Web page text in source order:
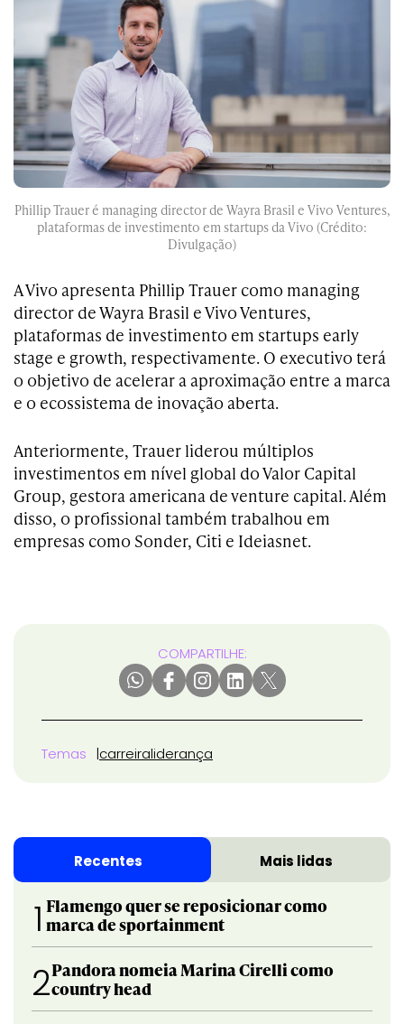
Phillip Trauer é managing director de Wayra Brasil e Vivo Ventures,
plataformas de investimento em startups da Vivo (Crédito:
Divulgação)
A Vivo apresenta Phillip Trauer como managing
director de Wayra Brasil e Vivo Ventures,
plataformas de investimento em startups early
stage e growth, respectivamente. O executivo terá
o objetivo de acelerar a aproximação entre a marca
e o ecossistema de inovação aberta.
Anteriormente, Trauer liderou múltiplos
investimentos em nível global do Valor Capital
Group, gestora americana de venture capital. Além
disso, o profissional também trabalhou em
empresas como Sonder, Citi e Ideiasnet.
COMPARTILHE:
Temas carreiraliderança
Recentes Mais lidas
1 Flamengo quer se reposicionar como
marca de sportainment
2Pandora nomeia Marina Cirelli como
country head